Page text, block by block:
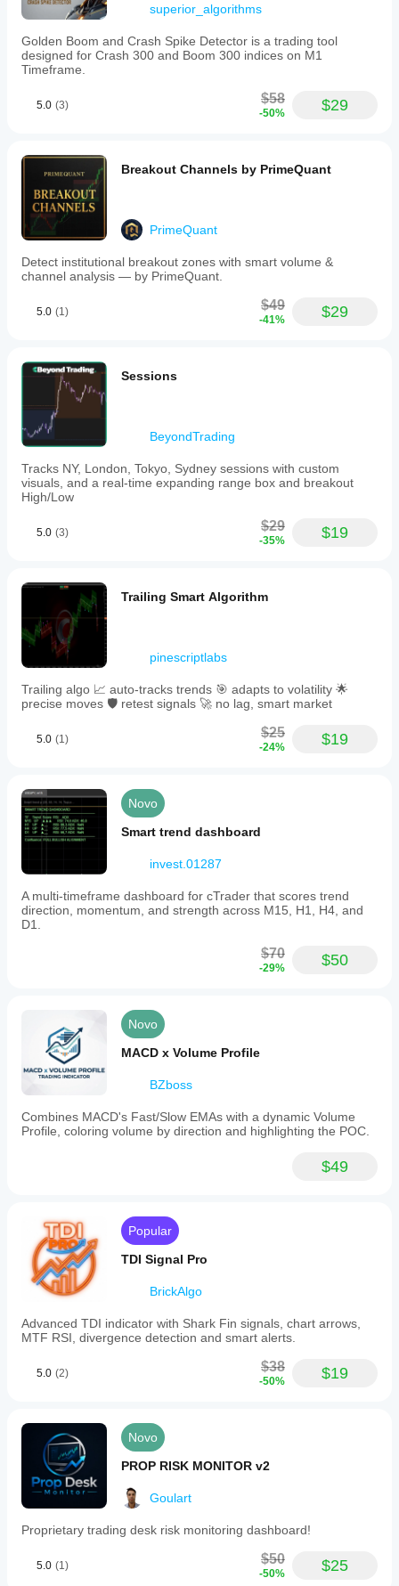
superior_algorithms
Golden Boom and Crash Spike Detector is a trading tool
designed for Crash 300 and Boom 300 indices on M1
Timeframe.
5.0 (3) $58
-50% $29
Breakout Channels by PrimeQuant
PrimeQuant
Detect institutional breakout zones with smart volume &
channel analysis — by PrimeQuant.
5.0 (1) $49
-41% $29
Sessions
BeyondTrading
Tracks NY, London, Tokyo, Sydney sessions with custom
visuals, and a real-time expanding range box and breakout
High/Low
5.0 (3) $29
-35% $19
Trailing Smart Algorithm
pinescriptlabs
Trailing algo 📈 auto-tracks trends 🎯 adapts to volatility 🌟
precise moves 🛡️ retest signals 🚀 no lag, smart market
5.0 (1) $25
-24% $19
Novo
Smart trend dashboard
invest.01287
A multi-timeframe dashboard for cTrader that scores trend
direction, momentum, and strength across M15, H1, H4, and
D1.
$70
-29% $50
Novo
MACD x Volume Profile
BZboss
Combines MACD's Fast/Slow EMAs with a dynamic Volume
Profile, coloring volume by direction and highlighting the POC.
$49
Popular
TDI Signal Pro
BrickAlgo
Advanced TDI indicator with Shark Fin signals, chart arrows,
MTF RSI, divergence detection and smart alerts.
5.0 (2) $38
-50% $19
Novo
PROP RISK MONITOR v2
Goulart
Proprietary trading desk risk monitoring dashboard!
5.0 (1) $50
-50% $25